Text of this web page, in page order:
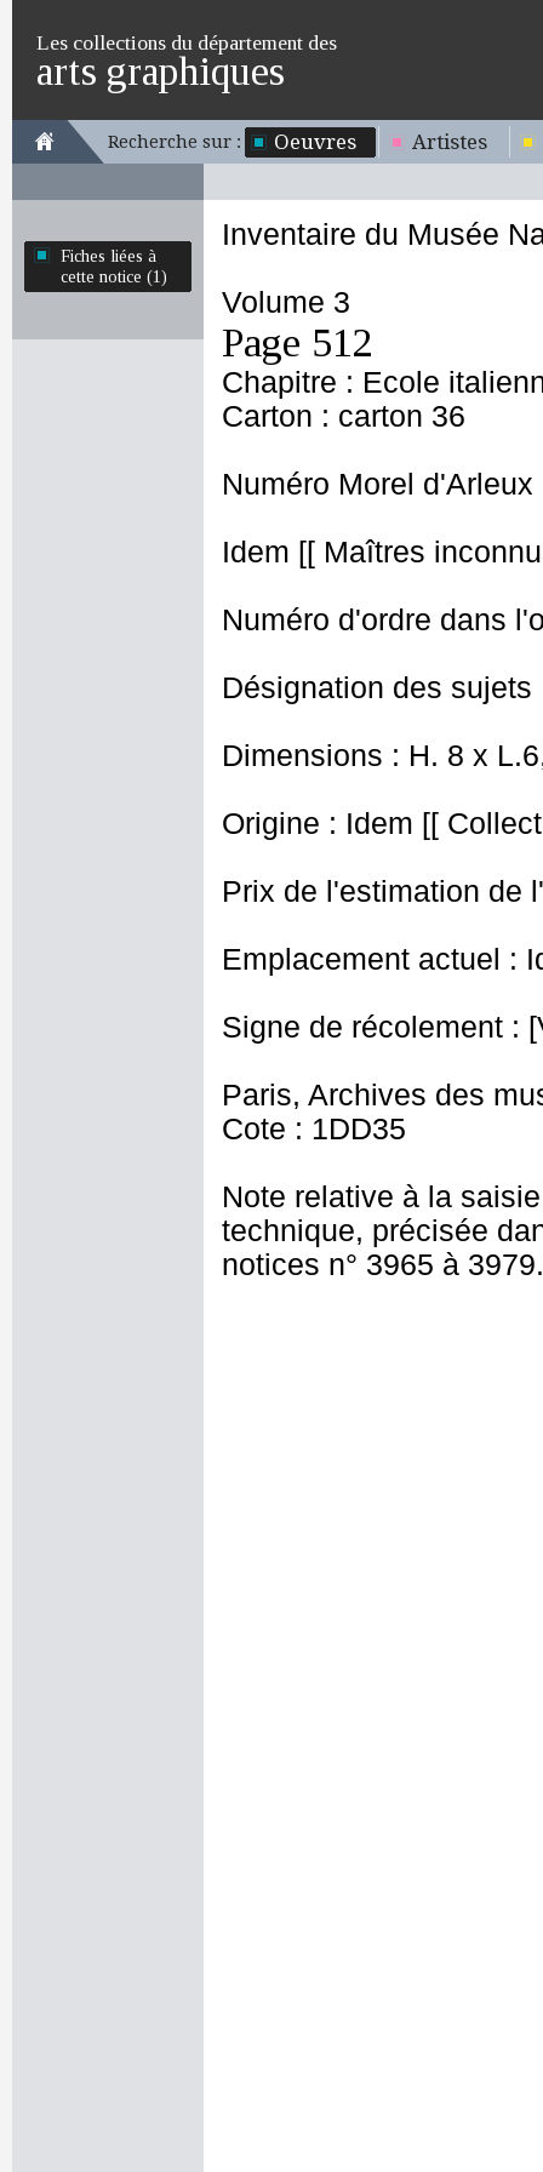
Les collections du département des
arts graphiques
Recherche sur : Oeuvres Artistes
Fiches liées à
cette notice (1)
Inventaire du Musée
Volume 3
Page 512
Chapitre : Ecole
Carton : carton 36
Numéro Morel d'Arleux
Idem [[ Maîtres
Numéro d'ordre dans
Désignation des
Dimensions : H. 8 x
Origine : Idem [[
Prix de l'estimation de
Emplacement actuel :
Signe de récolement :
Paris, Archives des
Cote : 1DD35
Note relative à la
technique, précisée
notices n° 3965 à 3979.